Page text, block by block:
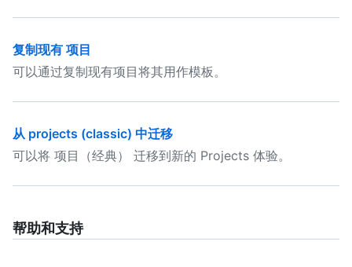
复制现有 项目
可以通过复制现有项目将其用作模板。
从 projects (classic) 中迁移
可以将 项目（经典） 迁移到新的 Projects 体验。
帮助和支持